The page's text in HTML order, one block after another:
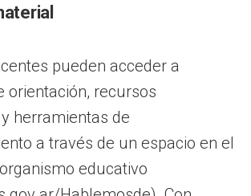
pueden acceder a
orientación, recursos
herramientas de
a través de un espacio en el
educativo